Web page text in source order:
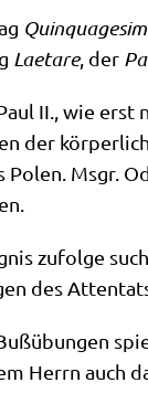
Laet­a­re, der
II., wie
der
Polen. Msgr.
zufol­ge
des
Herrn auch